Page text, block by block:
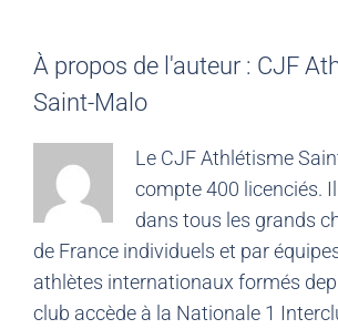
À propos de l'auteur : CJF
Saint-Malo
Le CJF Athlétisme
compte 400 licenciés.
dans tous les grands
de France individuels et par
athlètes internationaux formés
club accède à la Nationale 1